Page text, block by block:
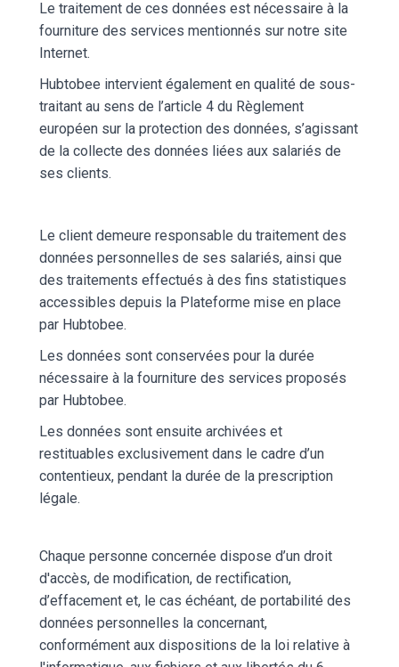
Le traitement de ces données est nécessaire à la
fourniture des services mentionnés sur notre site
Internet.
Hubtobee intervient également en qualité de sous-
traitant au sens de l’article 4 du Règlement
européen sur la protection des données, s’agissant
de la collecte des données liées aux salariés de
ses clients.
Le client demeure responsable du traitement des
données personnelles de ses salariés, ainsi que
des traitements effectués à des fins statistiques
accessibles depuis la Plateforme mise en place
par Hubtobee.
Les données sont conservées pour la durée
nécessaire à la fourniture des services proposés
par Hubtobee.
Les données sont ensuite archivées et
restituables exclusivement dans le cadre d’un
contentieux, pendant la durée de la prescription
légale.
Chaque personne concernée dispose d’un droit
d'accès, de modification, de rectification,
d’effacement et, le cas échéant, de portabilité des
données personnelles la concernant,
conformément aux dispositions de la loi relative à